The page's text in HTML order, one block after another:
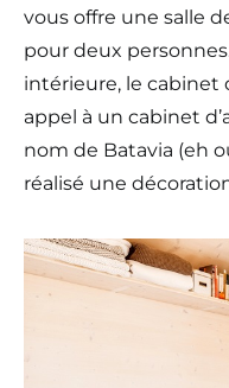
vous offre une salle
pour deux
intérieure, le cabinet
appel à un cabinet
nom de Batavia (eh
réalisé une